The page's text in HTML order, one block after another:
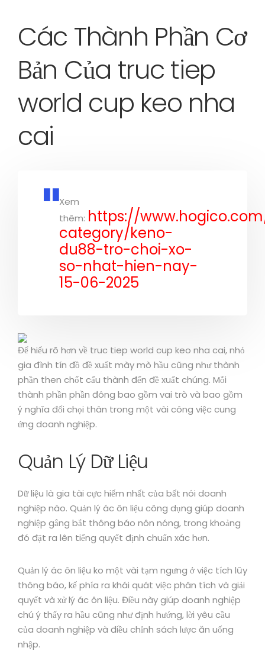
Các Thành Phần Cơ
Bản Của truc tiep
world cup keo nha
cai
Xem
thêm: https://
category/keno-
du88-tro-choi-xo-
so-nhat-hien-nay-
15-06-2025
Để hiểu rõ hơn về truc tiep world cup keo nha cai, nhỏ
gia đình tín đồ đề xuất mày mò hầu cũng như thành
phần then chốt cấu thành đến đề xuất chúng. Mỗi
thành phần phần đông bao gồm vai trò và bao gồm
ý nghĩa đối chọi thân trong một vài công việc cung
ứng doanh nghiệp.
Quản Lý Dữ Liệu
Dữ liệu là gia tài cực hiếm nhất của bất nói doanh
nghiệp nào. Quản lý ác ôn liệu công dụng giúp doanh
nghiệp gắng bắt thông báo nôn nóng, trong khoảng
đó đặt ra lên tiếng quyết định chuẩn xác hơn.
Quản lý ác ôn liệu ko một vài tạm ngưng ở việc tích lũy
thông báo, kế phía ra khái quát việc phân tích và giải
quyết và xử lý ác ôn liệu. Điều này giúp doanh nghiệp
chú ý thấy ra hầu cũng như định hướng, lời yêu cầu
của doanh nghiệp và điều chỉnh sách lược ăn uống
nhập.